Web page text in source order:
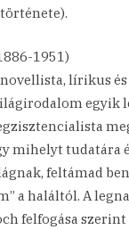
1951)
lírikus és
egyik
mihelyt tudatára
feltámad
a haláltól. A
felfogása